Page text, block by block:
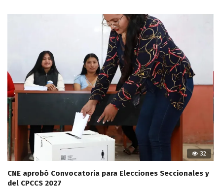
32
CNE aprobó Convocatoria para Elecciones Seccionales y
del CPCCS 2027